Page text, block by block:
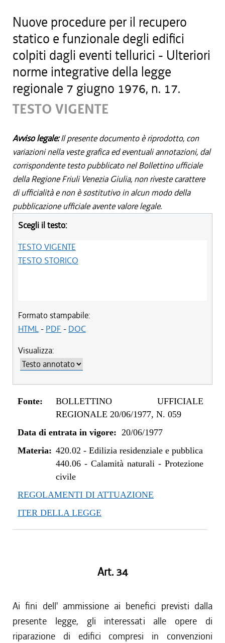
Nuove procedure per il recupero
statico e funzionale degli edifici
colpiti dagli eventi tellurici - Ulteriori
norme integrative della legge
regionale 7 giugno 1976, n. 17.
TESTO VIGENTE
Avviso legale:Il presente documento è riprodotto, con
variazioni nella veste grafica ed eventuali annotazioni, dal
corrispondente testo pubblicato nel Bollettino ufficiale
della Regione Friuli Venezia Giulia, non riveste carattere
di ufficialità e non è sostitutivo in alcun modo della
pubblicazione ufficiale avente valore legale.
Scegli il testo:
TESTO VIGENTE
TESTO STORICO
Formato stampabile:
HTML- PDF - DOC
Visualizza:
Fonte:
BOLLETTINO UFFICIALE
REGIONALE 20/06/1977, N. 059
Data di entrata in vigore: 20/06/1977
Materia: 420.02 - Edilizia residenziale e pubblica
440.06- Calamità naturali - Protezione
civile
REGOLAMENTI DI ATTUAZIONE
ITER DELLA LEGGE
Art. 34
Ai fini dell' ammissione ai benefici previsti dalla
presente legge, gli interessati alle opere di
riparazione di edifici compresi in convenzioni